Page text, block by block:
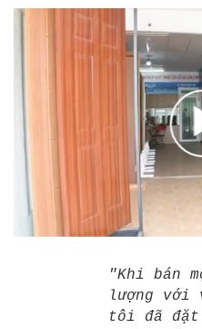
"Khi bán
lượng
tôi đã